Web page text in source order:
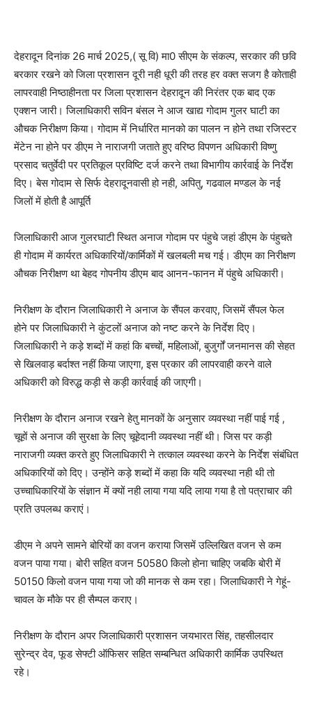
देहरादून दिनांक 26 मार्च 2025,( सू वि) मा0 सीएम के संकल्प, सरकार की छवि
बरकार रखने को जिला प्रशासन दूरी नही धूरी की तरह हर वक्त सजग है कोताही
लापरवाही निष्ठाहीनता पर जिला प्रशासन देहरादून की निरंतर एक बाद एक
एक्शन जारी। जिलाधिकारी सविन बंसल ने आज खाद्य गोदाम गुलर घाटी का
औचक निरीक्षण किया। गोदाम में निर्धारित मानको का पालन न होने तथा रजिस्टर
मेंटेन ना होने पर डीएम ने नाराजगी जताते हुए वरिष्ठ विपणन अधिकारी विष्णु
प्रसाद चतुर्वेदी पर प्रतिकूल प्रविष्टि दर्ज करने तथा विभागीय कार्रवाई के निर्देश
दिए। बेस गोदाम से सिर्फ देहरादूनवासी हो नही, अपितु, गढवाल मण्डल के नई
जिलों में होती है आपूर्ति
जिलाधिकारी आज गुलरघाटी स्थित अनाज गोदाम पर पंहुचे जहां डीएम के पंहुचते
ही गोदाम में कार्यरत अधिकारियों/कार्मिकों में खलबली मच गई। डीएम का निरीक्षण
औचक निरीक्षण था बेहद गोपनीय डीएम बाद आनन-फानन में पंहुचे अधिकारी।
निरीक्षण के दौरान जिलाधिकारी ने अनाज के सैंपल करवाए, जिसमें सैंपल फेल
होने पर जिलाधिकारी ने कुंटलों अनाज को नष्ट करने के निर्देश दिए।
जिलाधिकारी ने कड़े शब्दों में कहां कि बच्चों, महिलाओं, बुजुर्गों जनमानस की सेहत
से खिलवाड़ बर्दाश्त नहीं किया जाएगा, इस प्रकार की लापरवाही करने वाले
अधिकारी को विरुद्ध कड़ी से कड़ी कार्रवाई की जाएगी।
निरीक्षण के दौरान अनाज रखने हेतु मानकों के अनुसार व्यवस्था नहीं पाई गई ,
चूहों से अनाज की सुरक्षा के लिए चूहेदानी व्यवस्था नहीं थी। जिस पर कड़ी
नाराजगी व्यक्त करते हुए जिलाधिकारी ने तत्काल व्यवस्था करने के निर्देश संबंधित
अधिकारियों को दिए। उन्होंने कड़े शब्दों में कहा कि यदि व्यवस्था नही थी तो
उच्चाधिकारियों के संज्ञान में क्यों नही लाया गया यदि लाया गया है तो पत्राचार की
प्रति उपलब्ध कराएं।
डीएम ने अपने सामने बोरियों का वजन कराया जिसमें उल्लिखित वजन से कम
वजन पाया गया। बोरी सहित वजन 50580 किलो होना चाहिए जबकि बोरी में
50150 किलो वजन पाया गया जो की मानक से कम रहा। जिलाधिकारी ने गेहूं-
चावल के मौके पर ही सैम्पल कराए।
निरीक्षण के दौरान अपर जिलाधिकारी प्रशासन जयभारत सिंह, तहसीलदार
सुरेन्द्र देव, फूड सेफ्टी ऑफिसर सहित सम्बन्धित अधिकारी कार्मिक उपस्थित
रहे।